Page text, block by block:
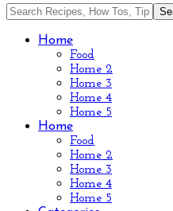
Home
Food
Home 2
Home 3
Home 4
Home 5
Home
Food
Home 2
Home 3
Home 4
Home 5